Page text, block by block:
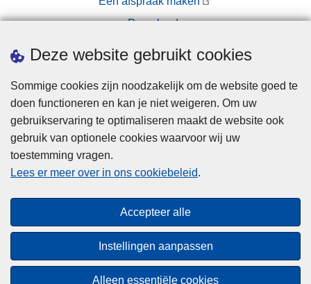
Deze website gebruikt cookies
Sommige cookies zijn noodzakelijk om de website goed te
doen functioneren en kan je niet weigeren. Om uw
gebruikservaring te optimaliseren maakt de website ook
gebruik van optionele cookies waarvoor wij uw
toestemming vragen.
Lees er meer over in ons cookiebeleid.
Accepteer alle
Instellingen aanpassen
Alleen essentiële cookies
Downloads
Privacy
Cookies
Toegankelijkheid
© 2026 Politie.be